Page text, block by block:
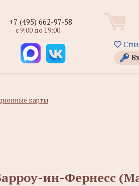
+7 (495) 662-97-58
с 9:00 до 19:00
карты
ин-Фернесс